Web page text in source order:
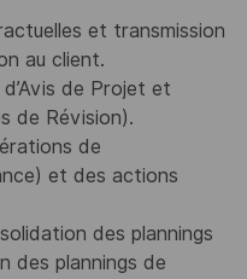
et transmission
au client.
de Projet et
de Révision).
de
et des actions
des plannings
des plannings de